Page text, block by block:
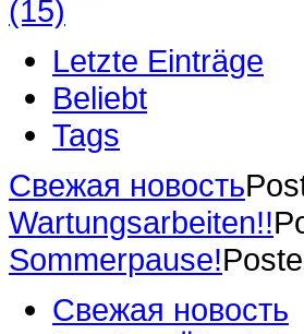
Letzte Einträge
Beliebt
Tags
Свежая новость
Wartungsarbeiten!!
Sommerpause!
Свежая новость